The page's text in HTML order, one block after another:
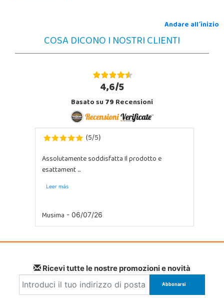
Andare all´inizio
COSA DICONO I NOSTRI CLIENTI
4,6/5
Basato su79Recensioni
(5/5)
Assolutamente soddisfatta Il prodotto e
esattament ...
Leer más
Musima - 06/07/26
Ricevi tutte le nostre promozioni e novità